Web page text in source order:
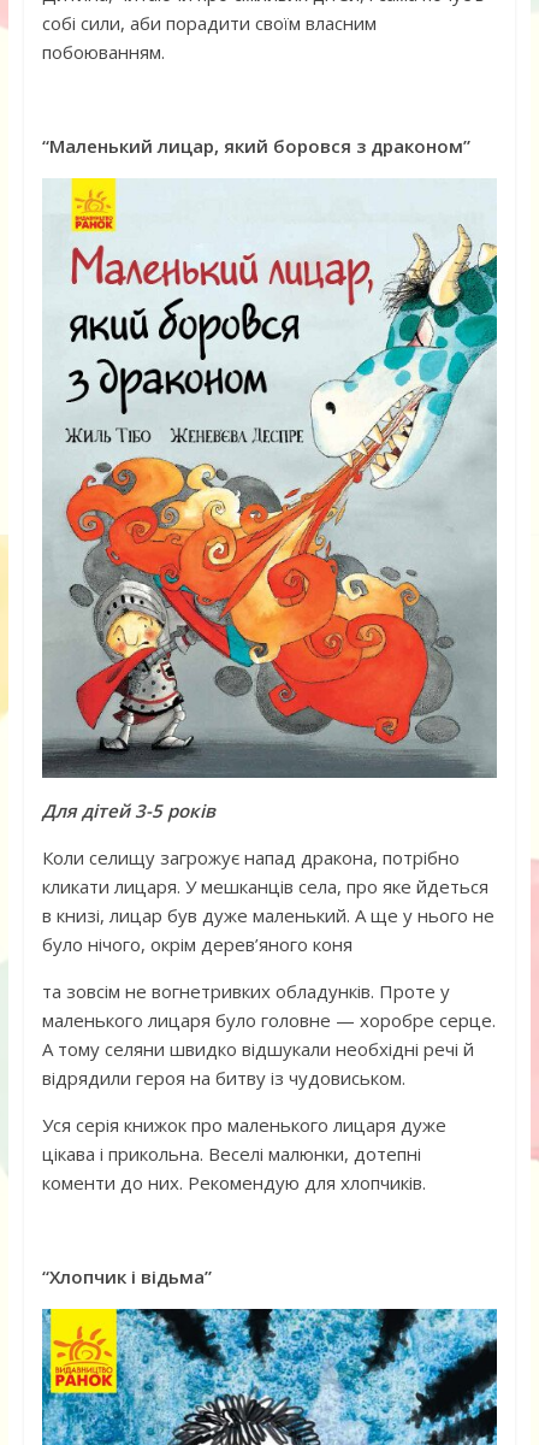
собі сили, аби порадити своїм власним
побоюванням.
“Маленький лицар, який боровся з драконом”
Для дітей 3-5 років
Коли селищу загрожує напад дракона, потрібно
кликати лицаря. У мешканців села, про яке йдеться
в книзі, лицар був дуже маленький. А ще у нього не
було нічого, окрім дерев’яного коня
та зовсім не вогнетривких обладунків. Проте у
маленького лицаря було головне — хоробре серце.
А тому селяни швидко відшукали необхідні речі й
відрядили героя на битву із чудовиськом.
Уся серія книжок про маленького лицаря дуже
цікава і прикольна. Веселі малюнки, дотепні
коменти до них. Рекомендую для хлопчиків.
“Хлопчик і відьма”